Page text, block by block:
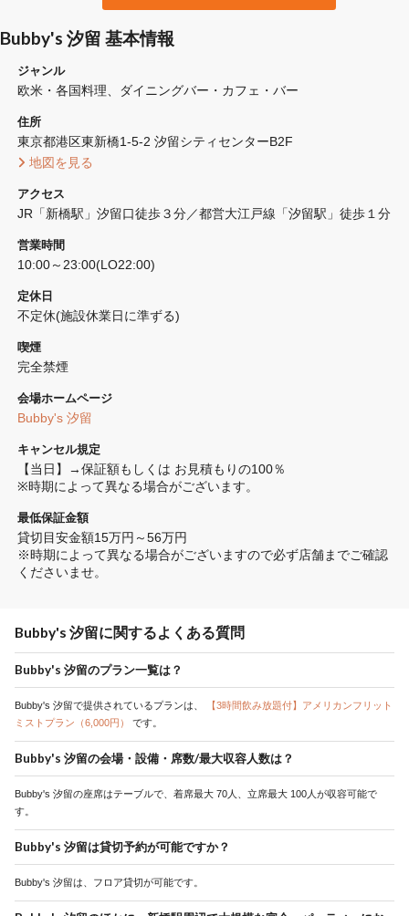
Bubby's 汐留 基本情報
ジャンル
欧米・各国料理 ダイニングバー・カフェ・バー
住所
東京都港区東新橋1-5-2 汐留シティセンターB2F
地図を見る
アクセス
JR「新橋駅」汐留口徒歩３分／都営大江戸線「汐留駅」徒歩１分
営業時間
10:00～23:00(LO22:00)
定休日
不定休(施設休業日に準ずる)
喫煙
完全禁煙
会場ホームページ
Bubby's 汐留
キャンセル規定
【当日】→保証額もしくは お見積もりの100％
※時期によって異なる場合がございます。
最低保証金額
貸切目安金額15万円～56万円
※時期によって異なる場合がございますので必ず店舗までご確認
くださいませ。
Bubby's 汐留に関するよくある質問
Bubby's 汐留のプラン一覧は？
Bubby's 汐留で提供されているプランは、
【3時間飲み放題付】アメリカンフリット
ミストプラン（6,000円） です。
Bubby's 汐留の会場・設備・席数/最大収容人数は？
Bubby's 汐留の座席はテーブルで、着席最大 70人、立席最大 100人が収容可能で
す。
Bubby's 汐留は貸切予約が可能ですか？
Bubby's 汐留は、フロア貸切が可能です。